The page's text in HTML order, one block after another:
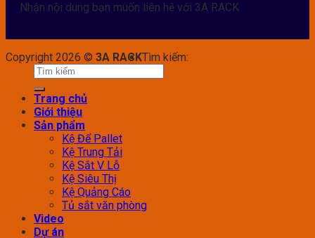
Nhận nội dung bạn muốn liên hệ với 3A RACK
Copyright 2026 © 3A RACKTìm kiếm:
Trang chủ
Giới thiệu
Sản phẩm
Kệ Để Pallet
Kệ Trung Tải
Kệ Sắt V Lỗ
Kệ Siêu Thị
Kệ Quảng Cáo
Tủ sắt văn phòng
Video
Dự án